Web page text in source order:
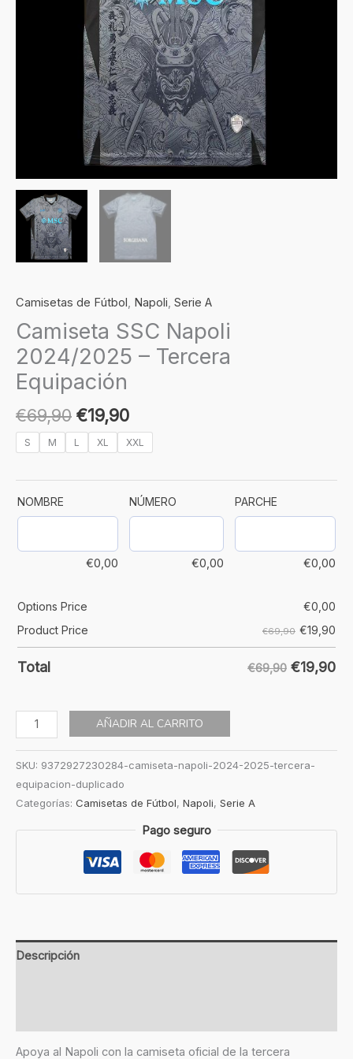
Camisetas de Fútbol Napoli Serie A
Camiseta SSC Napoli
2024/2025 – Tercera
Equipación
€69,90 €19,90
S M L XL XXL
NOMBRE
€0,00
NÚMERO
€0,00
PARCHE
€0,00
Options Price €0,00
Product Price
€69,90 €19,90
Total €69,90 €19,90
AÑADIR AL CARRITO
SKU: 9372927230284-camiseta-napoli-2024-2025-tercera-
equipacion-duplicado
Categorías: Camisetas de Fútbol, Napoli, Serie A
Pago seguro
Descripción
Apoya al Napoli con la camiseta oficial de la tercera